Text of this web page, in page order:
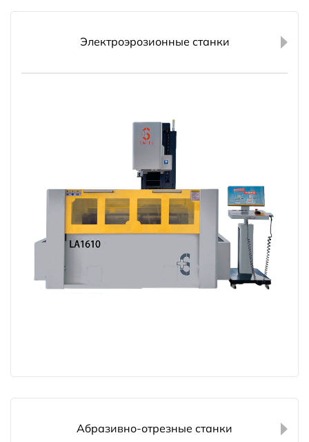
Электроэрозионные станки
Абразивно-отрезные станки